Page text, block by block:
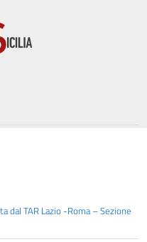
dal TAR Lazio -Roma – Sezione